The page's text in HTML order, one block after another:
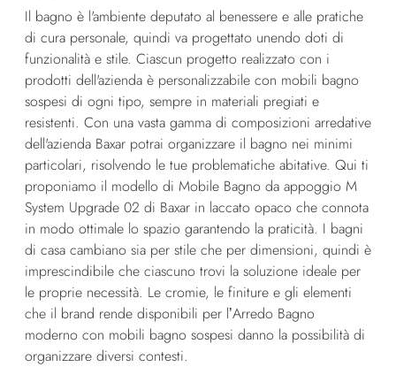
Il bagno è l'ambiente deputato al benessere e alle pratiche
di cura personale, quindi va progettato unendo doti di
funzionalità e stile. Ciascun progetto realizzato con i
prodotti dell'azienda è personalizzabile con mobili bagno
sospesi di ogni tipo, sempre in materiali pregiati e
resistenti. Con una vasta gamma di composizioni arredative
dell'azienda Baxar potrai organizzare il bagno nei minimi
particolari, risolvendo le tue problematiche abitative. Qui ti
proponiamo il modello di Mobile Bagno da appoggio M
System Upgrade 02 di Baxar in laccato opaco che connota
in modo ottimale lo spazio garantendo la praticità. I bagni
di casa cambiano sia per stile che per dimensioni, quindi è
imprescindibile che ciascuno trovi la soluzione ideale per
le proprie necessità. Le cromie, le finiture e gli elementi
che il brand rende disponibili per l’Arredo Bagno
moderno con mobili bagno sospesi danno la possibilità di
organizzare diversi contesti.